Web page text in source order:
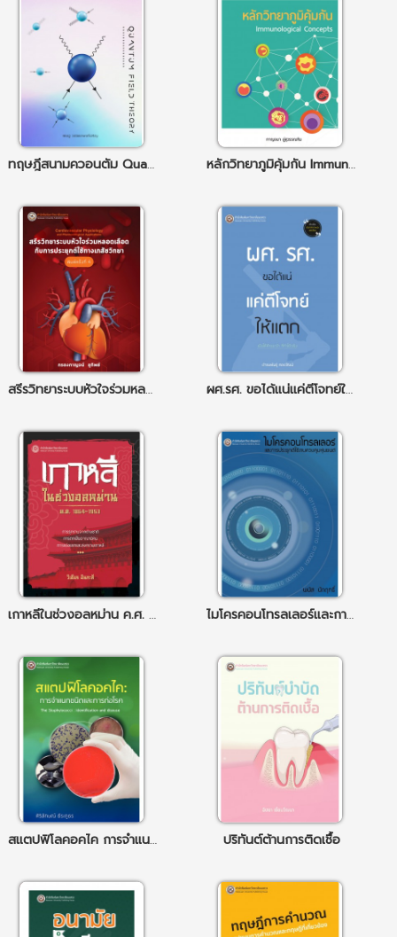
ทฤษฎีสนามควอนตัม Quantum Field Theory หลักวิทยาภูมิคุ้มกัน lmmunological concepts
สรีรวิทยาระบบหัวใจร่วมหลอดเลือดกับการประยุกต์ใช้ทางเภสัชวิทยา (Cardiovascular Physiology and Pharmacological Applications) ผศ.รศ. ขอได้แน่แค่ตีโจทย์ให้แตก
เกาหลีในช่วงอลหม่าน ค.ศ. 1864-1953 : การรุกรานจากต่างชาติ การตกเป็นอาณานิคม การแบ่งแยกและสงครามเกาหลี ไมโครคอนโทรลเลอร์และการประยุกต์ใช้ในงานควบคุมหุ่นยนต์
สแตปฟิโลคอคไค การจำแนกชนิดและการก่อโรค ปริทันต์ต้านการติดเชื้อ